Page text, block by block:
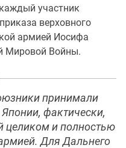
участник
верховного
армией Иосифа
Мировой Войны.
принимали
фактически,
целиком и полностью
Для Дальнего